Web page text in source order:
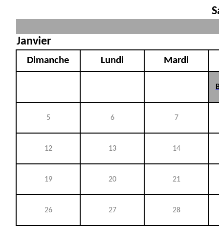
Janvier
Dimanche Lundi Mardi
5 6 7
12 13 14
19 20 21
26 27 28